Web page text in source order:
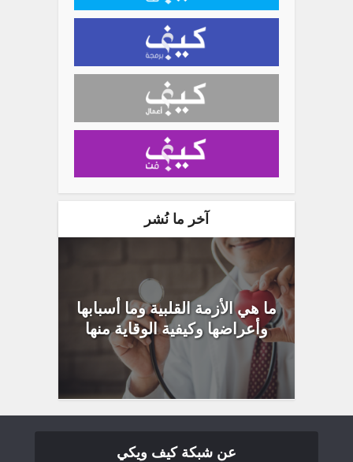
آخر ما نُشر
ما هي الأزمة القلبية وما أسبابها
وأعراضها وكيفية الوقاية منها
عن شبكة كيف ويكي